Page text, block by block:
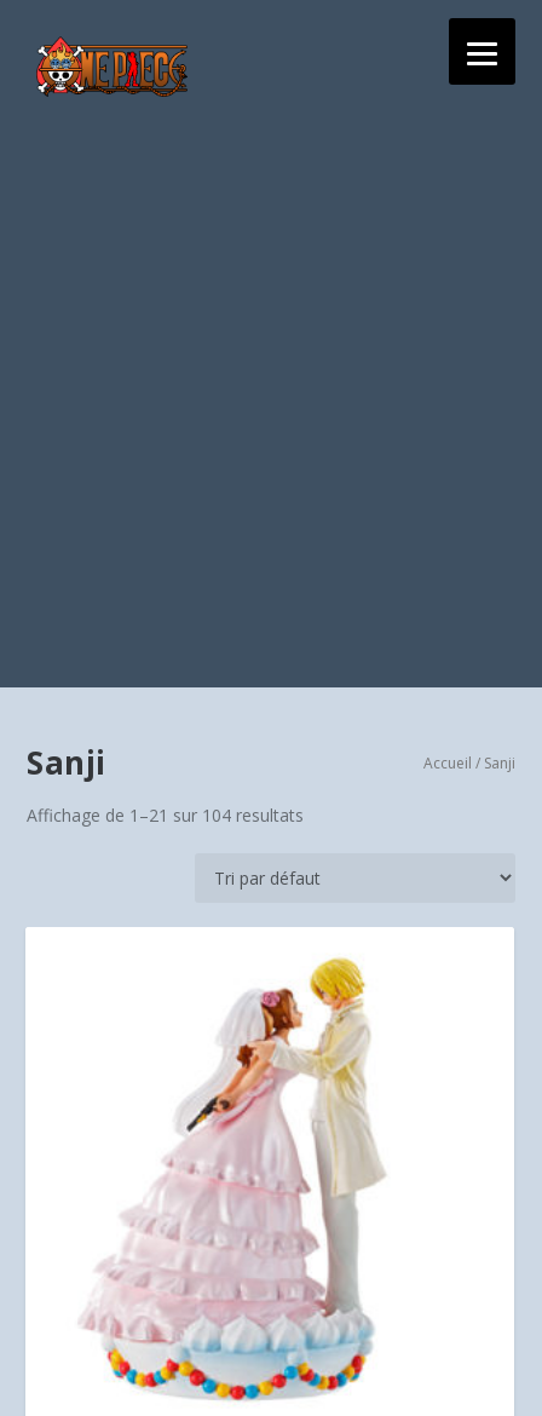
Sanji Accueil / Sanji
Affichage de 1–21 sur 104 resultats